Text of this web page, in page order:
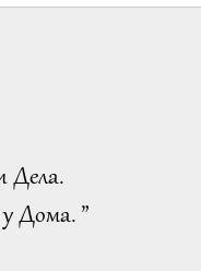
Дела.
Дома. ”